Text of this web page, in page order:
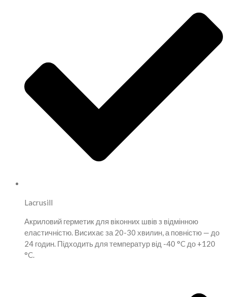
Lacrusill
Акриловий герметик для віконних швів з відмінною
еластичністю. Висихає за 20-30 хвилин, а повністю — до
24 годин. Підходить для температур від -40 °C до +120
°C.